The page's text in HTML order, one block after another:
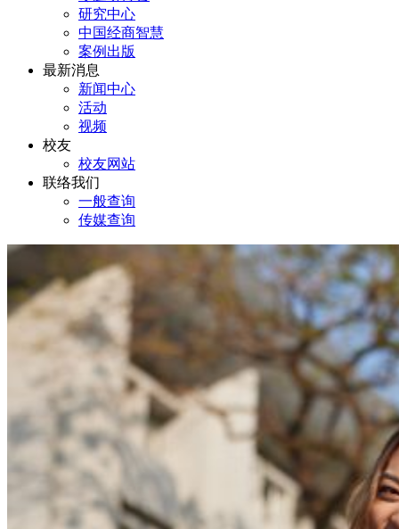
研究中心
中国经商智慧
案例出版
最新消息
新闻中心
活动
视频
校友
校友网站
联络我们
一般查询
传媒查询